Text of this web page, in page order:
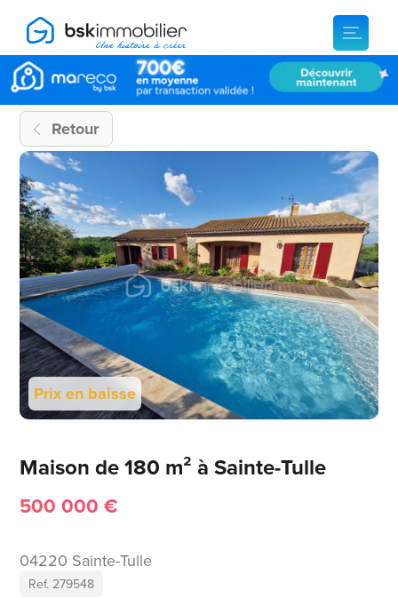
Retour
Prix en baisse
Maison de 180 m² à Sainte-Tulle
500 000 €
04220 Sainte-Tulle
Ref. 279548